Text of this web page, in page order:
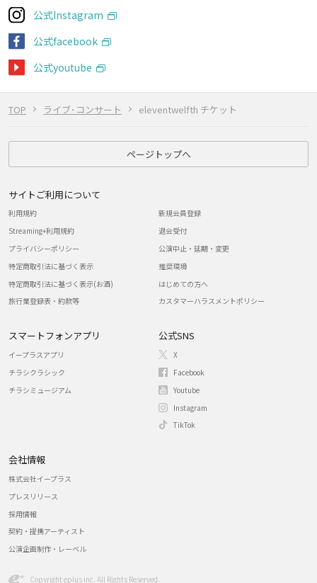
TOP ライブ･コンサート eleventwelfth チケット
公式Instagram
公式facebook
公式youtube
ページトップへ
サイトご利用について
利用規約
Streaming+利用規約
プライバシーポリシー
特定商取引法に基づく表示
特定商取引法に基づく表示(お酒)
旅行業登録表・約款等
新規会員登録
退会受付
公演中止・延期・変更
推奨環境
はじめての方へ
カスタマーハラスメントポリシー
スマートフォンアプリ
イープラスアプリ
チラシクラシック
チラシミュージアム
公式SNS
X
Facebook
Youtube
Instagram
TikTok
会社情報
株式会社イープラス
プレスリリース
採用情報
契約・提携アーティスト
公演企画制作・レーベル
Copyright eplus inc. All Rights Reserved.